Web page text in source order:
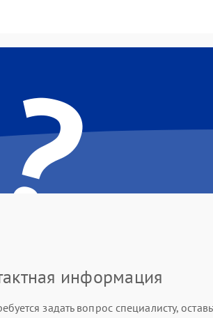
информация
задать вопрос специалисту,